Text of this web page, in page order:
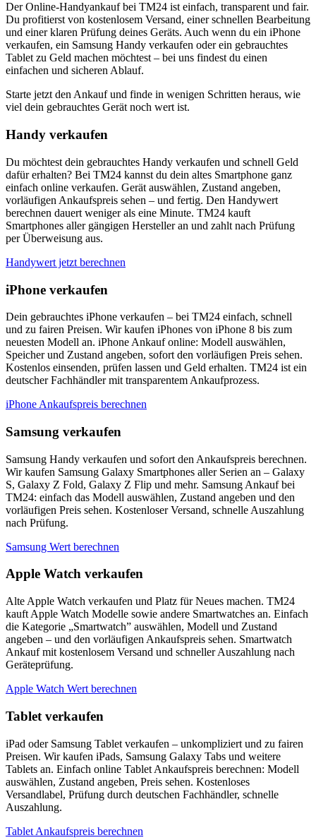
Der Online-Handyankauf bei TM24 ist einfach, transparent und fair.
Du profitierst von kostenlosem Versand, einer schnellen Bearbeitung
und einer klaren Prüfung deines Geräts. Auch wenn du ein iPhone
verkaufen, ein Samsung Handy verkaufen oder ein gebrauchtes
Tablet zu Geld machen möchtest – bei uns findest du einen
einfachen und sicheren Ablauf.
Starte jetzt den Ankauf und finde in wenigen Schritten heraus, wie
viel dein gebrauchtes Gerät noch wert ist.
Handy verkaufen
Du möchtest dein gebrauchtes Handy verkaufen und schnell Geld
dafür erhalten? Bei TM24 kannst du dein altes Smartphone ganz
einfach online verkaufen. Gerät auswählen, Zustand angeben,
vorläufigen Ankaufspreis sehen – und fertig. Den Handywert
berechnen dauert weniger als eine Minute. TM24 kauft
Smartphones aller gängigen Hersteller an und zahlt nach Prüfung
per Überweisung aus.
Handywert jetzt berechnen
iPhone verkaufen
Dein gebrauchtes iPhone verkaufen – bei TM24 einfach, schnell
und zu fairen Preisen. Wir kaufen iPhones von iPhone 8 bis zum
neuesten Modell an. iPhone Ankauf online: Modell auswählen,
Speicher und Zustand angeben, sofort den vorläufigen Preis sehen.
Kostenlos einsenden, prüfen lassen und Geld erhalten. TM24 ist ein
deutscher Fachhändler mit transparentem Ankaufprozess.
iPhone Ankaufspreis berechnen
Samsung verkaufen
Samsung Handy verkaufen und sofort den Ankaufspreis berechnen.
Wir kaufen Samsung Galaxy Smartphones aller Serien an – Galaxy
S, Galaxy Z Fold, Galaxy Z Flip und mehr. Samsung Ankauf bei
TM24: einfach das Modell auswählen, Zustand angeben und den
vorläufigen Preis sehen. Kostenloser Versand, schnelle Auszahlung
nach Prüfung.
Samsung Wert berechnen
Apple Watch verkaufen
Alte Apple Watch verkaufen und Platz für Neues machen. TM24
kauft Apple Watch Modelle sowie andere Smartwatches an. Einfach
die Kategorie „Smartwatch” auswählen, Modell und Zustand
angeben – und den vorläufigen Ankaufspreis sehen. Smartwatch
Ankauf mit kostenlosem Versand und schneller Auszahlung nach
Geräteprüfung.
Apple Watch Wert berechnen
Tablet verkaufen
iPad oder Samsung Tablet verkaufen – unkompliziert und zu fairen
Preisen. Wir kaufen iPads, Samsung Galaxy Tabs und weitere
Tablets an. Einfach online Tablet Ankaufspreis berechnen: Modell
auswählen, Zustand angeben, Preis sehen. Kostenloses
Versandlabel, Prüfung durch deutschen Fachhändler, schnelle
Auszahlung.
Tablet Ankaufspreis berechnen